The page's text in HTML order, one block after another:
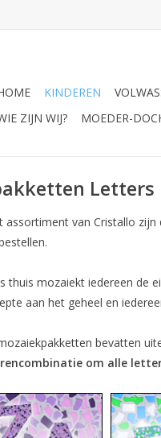
KINDEREN
ZIJN WIJ?
MOEDER-
Letters
assortiment van Cristallo
thuis mozaiekt iedereen de
aan het geheel en
bevatten
om alle